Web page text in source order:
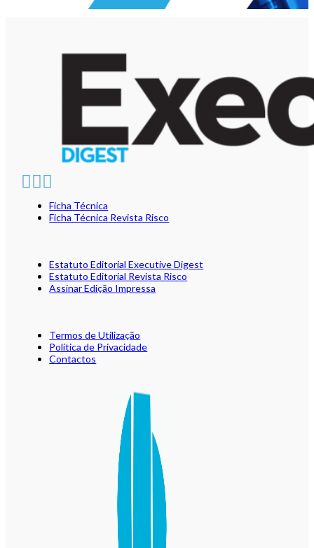
Ficha Técnica
Ficha Técnica Revista Risco
Estatuto Editorial Executive Digest
Estatuto Editorial Revista Risco
Assinar Edição Impressa
Termos de Utilização
Política de Privacidade
Contactos